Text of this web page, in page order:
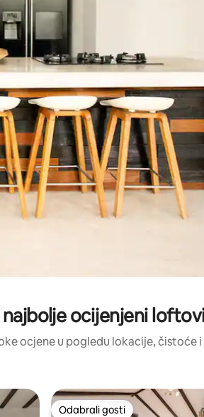
gore i prema dolje, kao i dodirom ili
najbolje ocijenjeni
ocjene u pogledu lokacije, čistoće
Odabrali gosti